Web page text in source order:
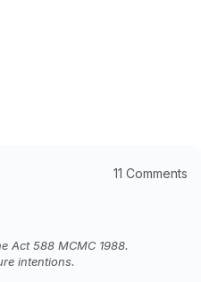
11 Comments
Act 588 MCMC 1988.
intentions.